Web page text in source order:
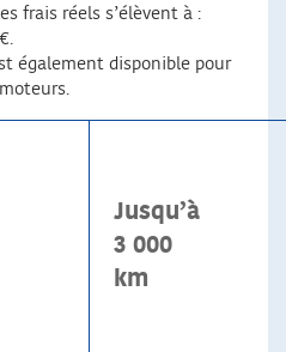
frais réels s’élèvent à :
également disponible pour
Jusqu’à
3 000
km